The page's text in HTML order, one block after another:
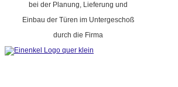
bei der Planung, Lieferung und
Einbau der Türen im Untergeschoß
durch die Firma